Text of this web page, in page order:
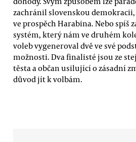
zachránil slovenskou demokracii,
ve prospěch Harabina. Nebo
systém, který nám ve druhém
voleb vygeneroval dvě ve své
možnosti. Dva finalisté jsou ze
těsta a občan usilující o zásadní
důvod jít k volbám.